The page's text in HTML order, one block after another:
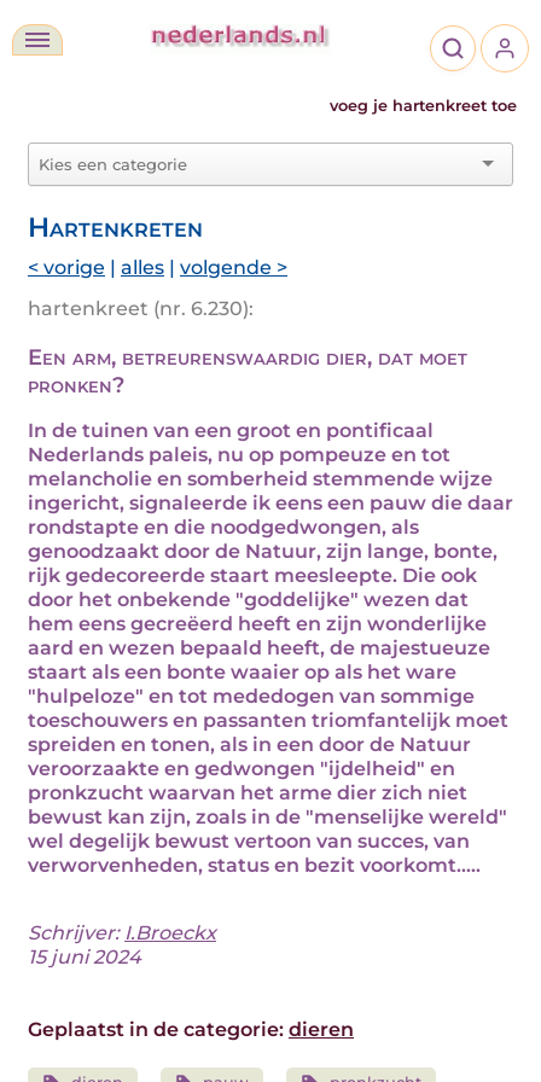
voeg je hartenkreet toe
Hartenkreten
< vorige | alles | volgende >
hartenkreet (nr. 6.230):
Een arm, betreurenswaardig dier, dat moet
pronken?
In de tuinen van een groot en pontificaal
Nederlands paleis, nu op pompeuze en tot
melancholie en somberheid stemmende wijze
ingericht, signaleerde ik eens een pauw die daar
rondstapte en die noodgedwongen, als
genoodzaakt door de Natuur, zijn lange, bonte,
rijk gedecoreerde staart meesleepte. Die ook
door het onbekende "goddelijke" wezen dat
hem eens gecreëerd heeft en zijn wonderlijke
aard en wezen bepaald heeft, de majestueuze
staart als een bonte waaier op als het ware
"hulpeloze" en tot mededogen van sommige
toeschouwers en passanten triomfantelijk moet
spreiden en tonen, als in een door de Natuur
veroorzaakte en gedwongen "ijdelheid" en
pronkzucht waarvan het arme dier zich niet
bewust kan zijn, zoals in de "menselijke wereld"
wel degelijk bewust vertoon van succes, van
verworvenheden, status en bezit voorkomt.....
Schrijver: I.Broeckx
15 juni 2024
Geplaatst in de categorie: dieren